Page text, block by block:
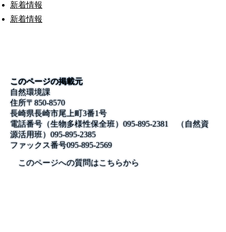
新着情報
新着情報
このページの掲載元
自然環境課
住所〒850-8570
長崎県長崎市尾上町3番1号
電話番号 （生物多様性保全班）095-895-2381 （自然資
源活用班）095-895-2385
ファックス番号095-895-2569
このページへの質問はこちらから